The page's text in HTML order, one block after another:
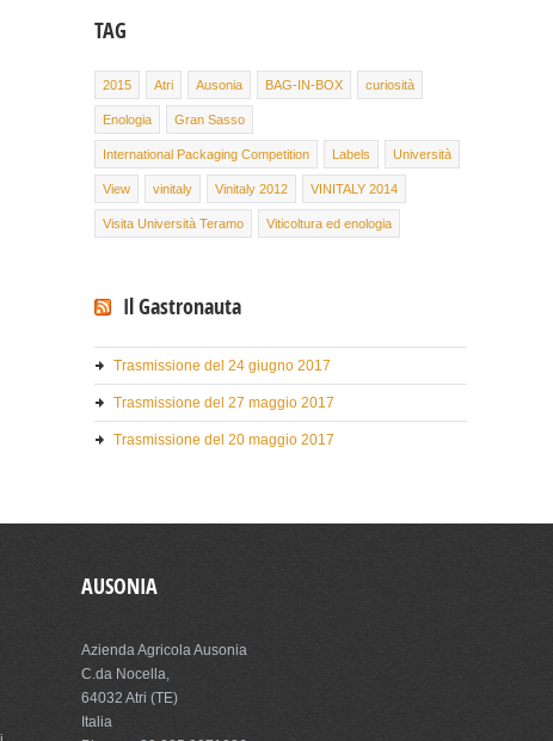
TAG
2015 Atri Ausonia BAG-IN-BOX curiosità
Enologia Gran Sasso
International Packaging Competition Labels Università
View vinitaly Vinitaly 2012 VINITALY 2014
Visita Università Teramo Viticoltura ed enologia
Il Gastronauta
Trasmissione del 24 giugno 2017
Trasmissione del 27 maggio 2017
Trasmissione del 20 maggio 2017
AUSONIA
Azienda Agricola Ausonia
C.da Nocella,
64032 Atri (TE)
Italia